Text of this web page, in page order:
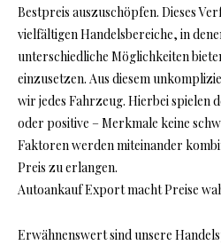
Bestpreis auszuschöpfen. Dieses
vielfältigen Handelsbereiche, in
unterschiedliche Möglichkeiten
einzusetzen. Aus diesem
wir jedes Fahrzeug. Hierbei spielen
oder positive – Merkmale keine
Faktoren werden miteinander
Preis zu erlangen.
Autoankauf Export macht Preise
Erwähnenswert sind unsere